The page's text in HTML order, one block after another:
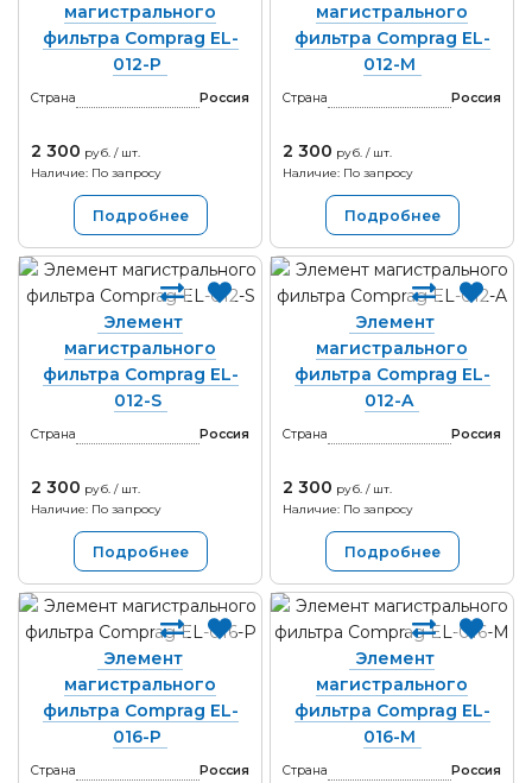
магистрального
фильтра Comprag EL-
012-P
Страна Россия
2 300 руб. / шт.
Наличие: По запросу
Подробнее
магистрального
фильтра Comprag EL-
012-M
Страна Россия
2 300 руб. / шт.
Наличие: По запросу
Подробнее
Элемент
магистрального
фильтра Comprag EL-
012-S
Страна Россия
2 300 руб. / шт.
Наличие: По запросу
Подробнее
Элемент
магистрального
фильтра Comprag EL-
012-A
Страна Россия
2 300 руб. / шт.
Наличие: По запросу
Подробнее
Элемент
магистрального
фильтра Comprag EL-
016-P
Страна Россия
Элемент
магистрального
фильтра Comprag EL-
016-M
Страна Россия